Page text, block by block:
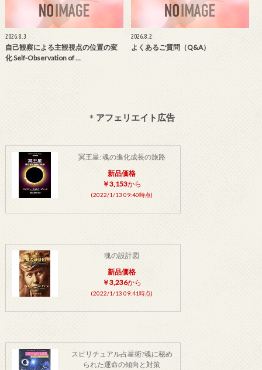
2026.8.3
自己観察による主観視点の位置の変
化 Self-Observation of …
2026.8.2
よくあるご質問（Q&A）
＊ アフェリエイト広告
冥王星: 魂の進化成長の旅路
新品価格
￥3,153から
(2022/1/13 09:40時点)
魂の設計図
新品価格
￥3,236から
(2022/1/13 09:41時点)
スピリチュアル占星術?魂に秘め
られた運命の傾向と対策